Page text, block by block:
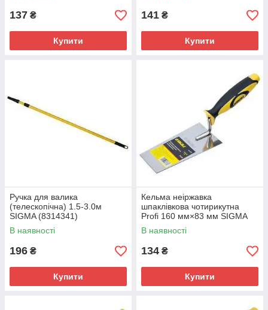
137 ₴
Купити
141 ₴
Купити
Ручка для валика
(телескопічна) 1.5-3.0м
SIGMA (8314341)
В наявності
196 ₴
Купити
Кельма неіржавка
шпаклівкова чотирикутна
Profi 160 мм×83 мм SIGMA
(8327131)
В наявності
134 ₴
Купити